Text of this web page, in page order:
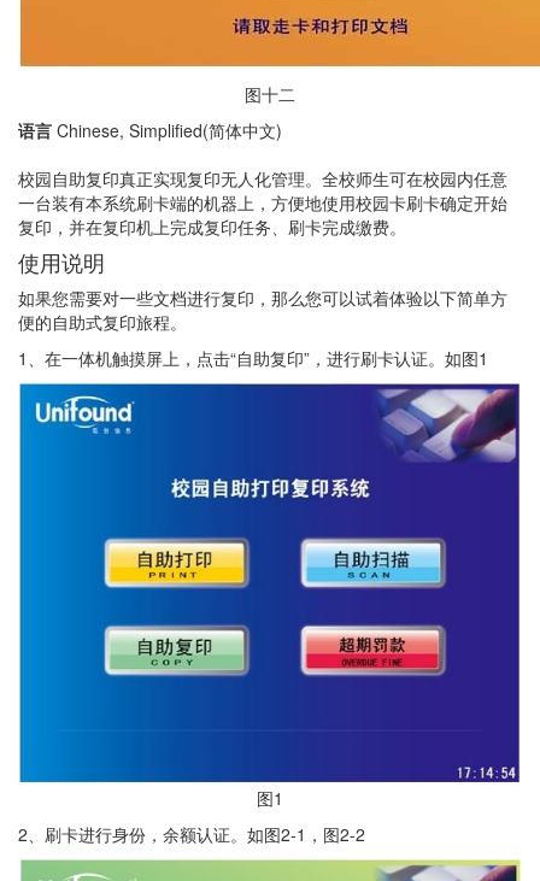
图十二
语言 Chinese, Simplified(简体中文)
校园自助复印真正实现复印无人化管理。全校师生可在校园内任意
一台装有本系统刷卡端的机器上，方便地使用校园卡刷卡确定开始
复印，并在复印机上完成复印任务、刷卡完成缴费。
使用说明
如果您需要对一些文档进行复印，那么您可以试着体验以下简单方
便的自助式复印旅程。
1、在一体机触摸屏上，点击“自助复印”，进行刷卡认证。如图1
图1
2、刷卡进行身份，余额认证。如图2-1，图2-2